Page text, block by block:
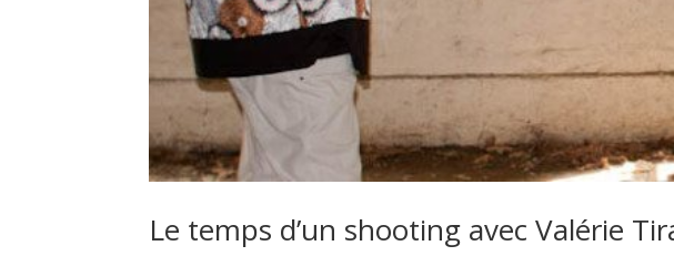
Le temps d’un shooting avec Valérie